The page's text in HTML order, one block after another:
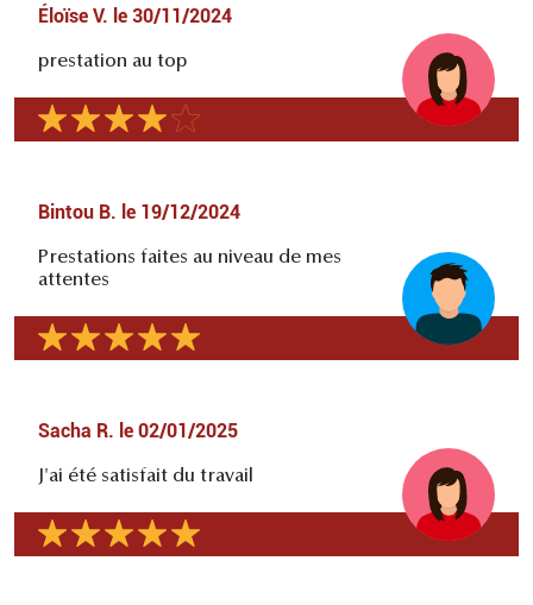
Éloïse V. le 30/11/2024
prestation au top
Bintou B. le 19/12/2024
Prestations faites au niveau de mes
attentes
Sacha R. le 02/01/2025
J'ai été satisfait du travail